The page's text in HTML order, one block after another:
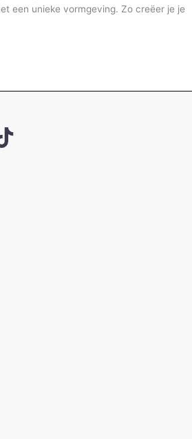
een unieke vormgeving. Zo creëer je je
T